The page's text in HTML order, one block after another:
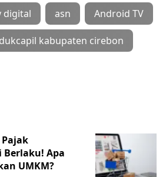
digital asn Android TV
kabupaten cirebon
Berlaku! Apa
UMKM?